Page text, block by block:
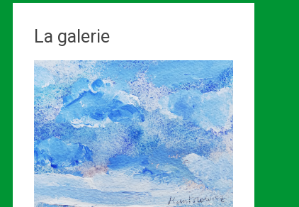
La galerie